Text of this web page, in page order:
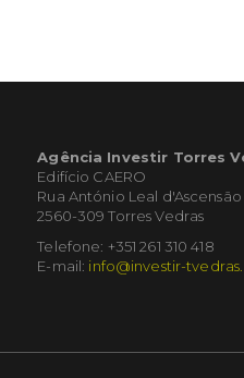
Agência Investir Torres
Edifício CAERO
Rua António Leal d'Ascensão
2560-309 Torres Vedras
Telefone: +351 261 310 418
E-mail: info@investir-